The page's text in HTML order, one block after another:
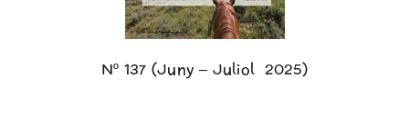
Nº 137 (Juny – Juliol 2025)